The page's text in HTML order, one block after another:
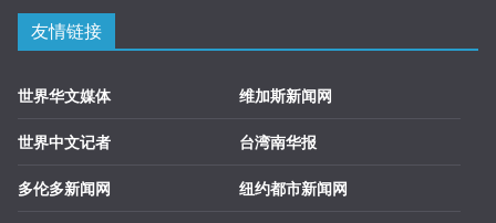
友情链接
世界华文媒体
世界中文记者
多伦多新闻网
维加斯新闻网
台湾南华报
纽约都市新闻网